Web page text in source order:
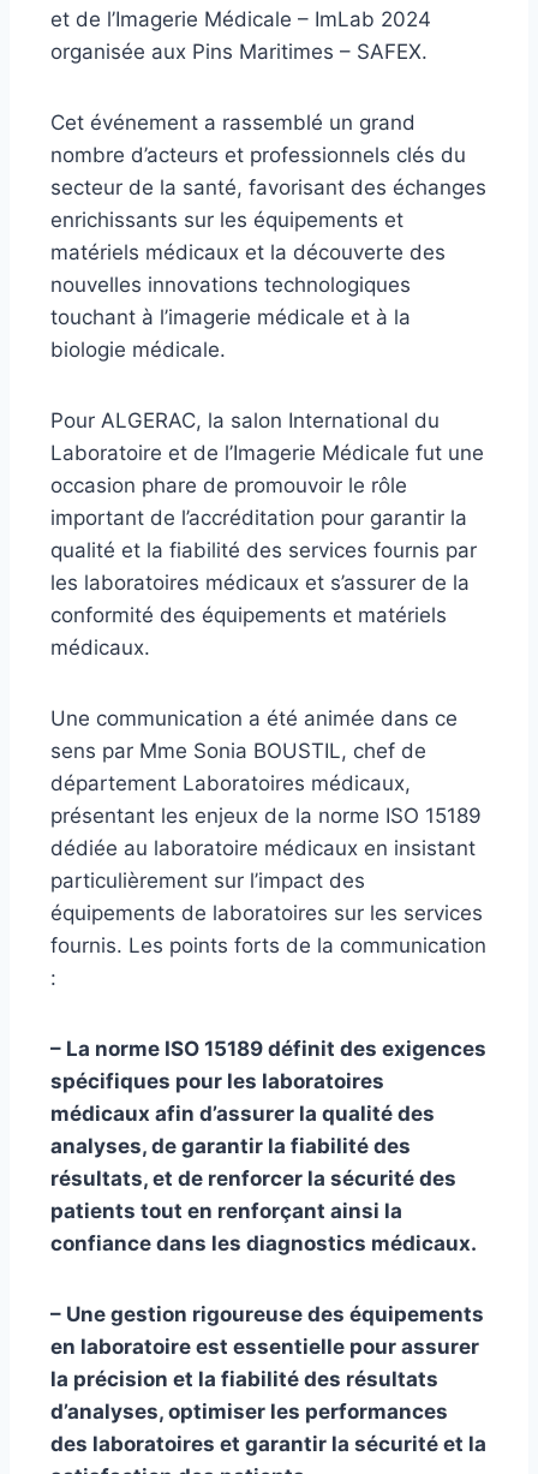
et de l’Imagerie Médicale – ImLab 2024
organisée aux Pins Maritimes – SAFEX.
Cet événement a rassemblé un grand
nombre d’acteurs et professionnels clés du
secteur de la santé, favorisant des échanges
enrichissants sur les équipements et
matériels médicaux et la découverte des
nouvelles innovations technologiques
touchant à l’imagerie médicale et à la
biologie médicale.
Pour ALGERAC, la salon International du
Laboratoire et de l’Imagerie Médicale fut une
occasion phare de promouvoir le rôle
important de l’accréditation pour garantir la
qualité et la fiabilité des services fournis par
les laboratoires médicaux et s’assurer de la
conformité des équipements et matériels
médicaux.
Une communication a été animée dans ce
sens par Mme Sonia BOUSTIL, chef de
département Laboratoires médicaux,
présentant les enjeux de la norme ISO 15189
dédiée au laboratoire médicaux en insistant
particulièrement sur l’impact des
équipements de laboratoires sur les services
fournis. Les points forts de la communication
:
– La norme ISO 15189 définit des exigences
spécifiques pour les laboratoires
médicaux afin d’assurer la qualité des
analyses, de garantir la fiabilité des
résultats, et de renforcer la sécurité des
patients tout en renforçant ainsi la
confiance dans les diagnostics médicaux.
– Une gestion rigoureuse des équipements
en laboratoire est essentielle pour assurer
la précision et la fiabilité des résultats
d’analyses, optimiser les performances
des laboratoires et garantir la sécurité et la